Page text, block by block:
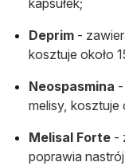
kapsułek;
Deprim -
kosztuje około
Neospasmina
melisy, kosztuje
Melisal Forte -
poprawia